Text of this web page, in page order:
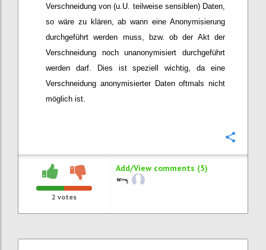
Verschneidung von (u.U. teilweise sensiblen) Daten,
so wäre zu klären, ab wann eine Anonymisierung
durchgeführt werden muss, bzw. ob der Akt der
Verschneidung noch unanonymisiert durchgeführt
werden darf. Dies ist speziell wichtig, da eine
Verschneidung anonymisierter Daten oftmals nicht
möglich ist.
2 votes
Add/View comments (5)